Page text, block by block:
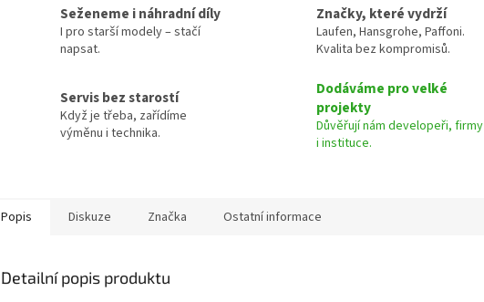
Seženeme i náhradní díly
I pro starší modely – stačí
napsat.
Značky, které vydrží
Laufen, Hansgrohe, Paffoni.
Kvalita bez kompromisů.
Servis bez starostí
Když je třeba, zařídíme
výměnu i technika.
Dodáváme pro velké
projekty
Důvěřují nám developeři, firmy
i instituce.
Popis Diskuze Značka Ostatní informace
Detailní popis produktu